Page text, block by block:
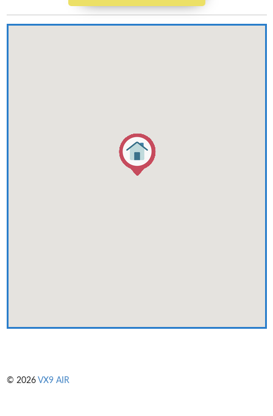
© 2026 VX9 AIR